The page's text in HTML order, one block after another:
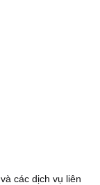
các dịch vụ liên